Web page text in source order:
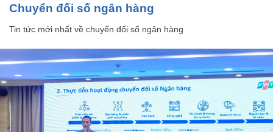
chuyển đối số ngân hàng
Tin tức mới nhất về chuyển đối số ngân hàng